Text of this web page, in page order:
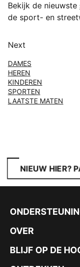
Bekijk de nieuwste
de sport- en
Next
DAMES
HEREN
KINDEREN
SPORTEN
LAATSTE MATEN
NIEUW HIER?
OVER
BLIJF OP DE